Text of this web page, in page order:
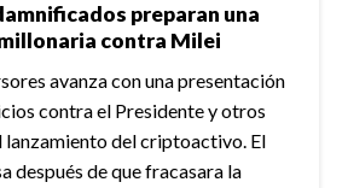
preparan una
contra Milei
avanza con una presentación
contra el Presidente y otros
lanzamiento del criptoactivo. El
después de que fracasara la